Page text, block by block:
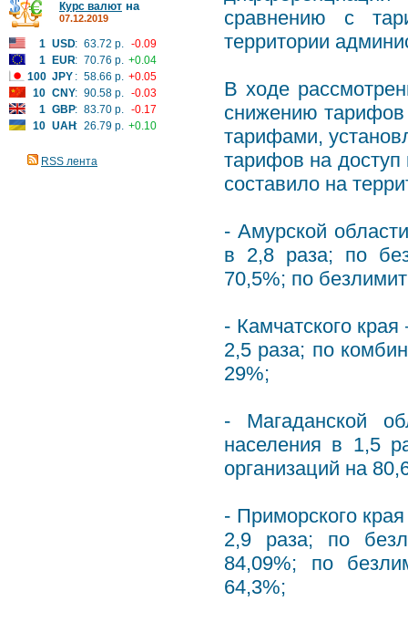
Курс валют на
07.12.2019
1 USD: 63.72 р. -0.09
1
EUR: 70.76 р. +0.04
100 JPY : 58.66 р. +0.05
10 CNY: 90.58 р. -0.03
1 GBP: 83.70 р. -0.17
10 UAH: 26.79 р. +0.10
RSS лента
сравнению с
территории
В ходе
снижению тарифов
тарифами,
тарифов на
составило на
- Амурской
в 2,8 раза; по
70,5%; по
- Камчатского
2,5 раза; по
29%;
- Магаданской
населения в 1,5
организаций на
- Приморского
2,9 раза; по
84,09%; по
64,3%;